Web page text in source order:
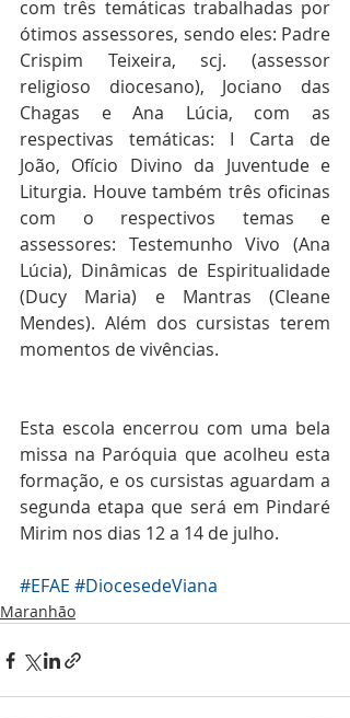
com três temáticas trabalhadas por
ótimos assessores, sendo eles: Padre
Crispim Teixeira, scj. (assessor
religioso diocesano), Jociano das
Chagas e Ana Lúcia, com as
respectivas temáticas: I Carta de
João, Ofício Divino da Juventude e
Liturgia. Houve também três oficinas
com o respectivos temas e
assessores: Testemunho Vivo (Ana
Lúcia), Dinâmicas de Espiritualidade
(Ducy Maria) e Mantras (Cleane
Mendes). Além dos cursistas terem
momentos de vivências.
Esta escola encerrou com uma bela
missa na Paróquia que acolheu esta
formação, e os cursistas aguardam a
segunda etapa que será em Pindaré
Mirim nos dias 12 a 14 de julho.
#EFAE #DiocesedeViana
Maranhão